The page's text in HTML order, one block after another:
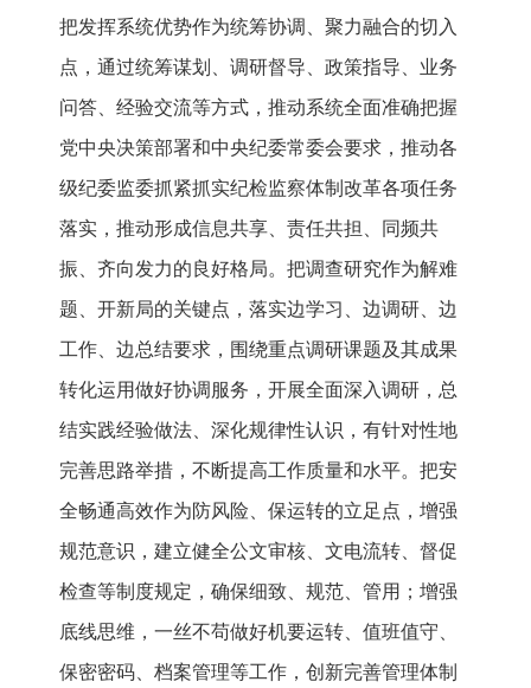
把发挥系统优势作为统筹协调、聚力融合的切入
点，通过统筹谋划、调研督导、政策指导、业务
问答、经验交流等方式，推动系统全面准确把握
党中央决策部署和中央纪委常委会要求，推动各
级纪委监委抓紧抓实纪检监察体制改革各项任务
落实，推动形成信息共享、责任共担、同频共
振、齐向发力的良好格局。把调查研究作为解难
题、开新局的关键点，落实边学习、边调研、边
工作、边总结要求，围绕重点调研课题及其成果
转化运用做好协调服务，开展全面深入调研，总
结实践经验做法、深化规律性认识，有针对性地
完善思路举措，不断提高工作质量和水平。把安
全畅通高效作为防风险、保运转的立足点，增强
规范意识，建立健全公文审核、文电流转、督促
检查等制度规定，确保细致、规范、管用；增强
底线思维，一丝不苟做好机要运转、值班值守、
保密密码、档案管理等工作，创新完善管理体制